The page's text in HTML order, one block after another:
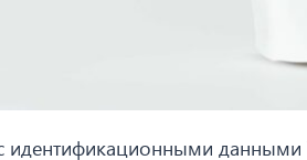
идентификационными